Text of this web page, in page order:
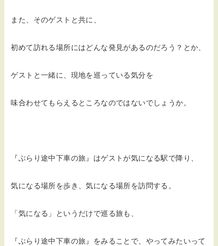
また、そのゲストと共に、
初めて訪れる場所にはどんな発見があるのだろう？とか、
ゲストと一緒に、現地を巡っている気分を
味合わせてもらえるところなのではないでしょうか。
『ぶらり途中下車の旅』はゲストが気になる駅で降り、
気になる場所を歩き、気になる場所を訪問する。
「気になる」というだけで巡る旅も、
『ぶらり途中下車の旅』をみることで、やってみたいって